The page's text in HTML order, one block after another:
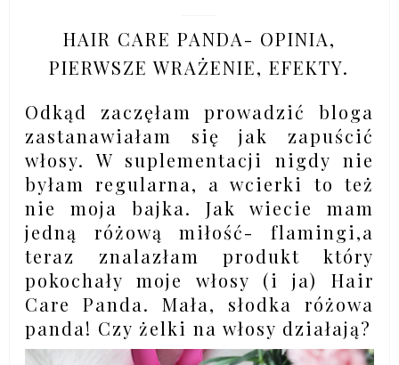
HAIR CARE PANDA- OPINIA,
PIERWSZE WRAŻENIE, EFEKTY.
Odkąd zaczęłam prowadzić bloga
zastanawiałam się jak zapuścić
włosy. W suplementacji nigdy nie
byłam regularna, a wcierki to też
nie moja bajka. Jak wiecie mam
jedną różową miłość- flamingi,a
teraz znalazłam produkt który
pokochały moje włosy (i ja) Hair
Care Panda. Mała, słodka różowa
panda! Czy żelki na włosy działają?